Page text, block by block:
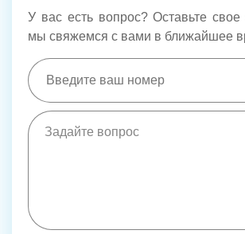
У вас есть вопрос? Оставьте
мы свяжемся с вами в ближайшее